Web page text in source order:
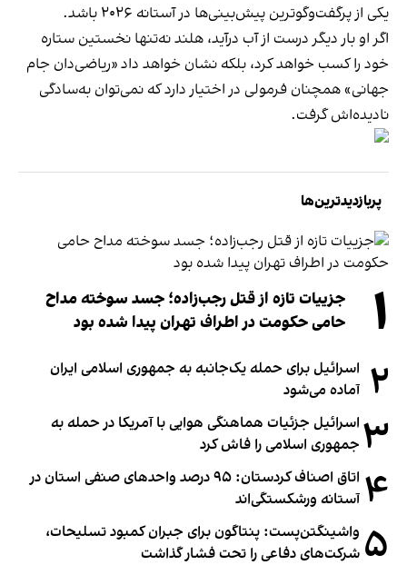
یکی از پرگفت‌وگوترین پیش‌بینی‌ها در آستانه ۲۰۲۶ باشد.
اگر او بار دیگر درست از آب درآید، هلند نه‌تنها نخستین ستاره
خود را کسب خواهد کرد، بلکه نشان خواهد داد «ریاضی‌دان جام
جهانی» همچنان فرمولی در اختیار دارد که نمی‌توان به‌سادگی
نادیده‌اش گرفت.
پربازدیدترین‌ها
۱
جزییات تازه از قتل رجب‌زاده؛ جسد سوخته مداح
حامی حکومت در اطراف تهران پیدا شده بود
۲ اسرائیل برای حمله یک‌جانبه به جمهوری اسلامی ایران
آماده می‌شود
۳ اسرائیل جزئیات هماهنگی هوایی با آمریکا در حمله به
جمهوری اسلامی را فاش کرد
۴
اتاق اصناف کردستان: ۹۵ درصد واحدهای صنفی استان در
آستانه ورشکستگی‌اند
۵ واشینگتن‌پست: پنتاگون برای جبران کمبود تسلیحات،
شرکت‌های دفاعی را تحت فشار گذاشت